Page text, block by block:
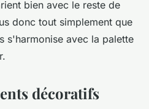
bien avec le reste de
donc tout simplement que
s'harmonise avec la palette
décoratifs